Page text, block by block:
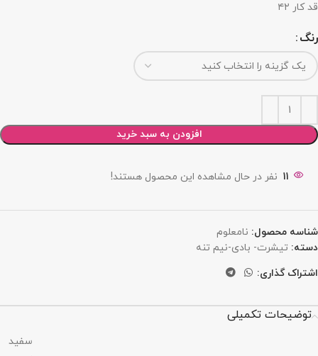
قد کار ۴۲
رنگ
افزودن به سبد خرید
11 نفر در حال مشاهده این محصول هستند!
شناسه محصول: نامعلوم
دسته: تیشرت- بادی-نیم تنه
اشتراک گذاری:
توضیحات تکمیلی
سفید